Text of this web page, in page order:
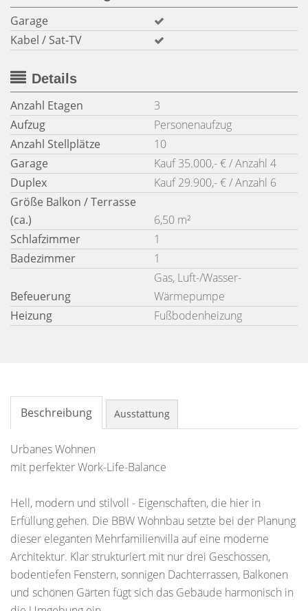
Garage
Kabel / Sat-TV
Details
Anzahl Etagen
3
Aufzug
Personenaufzug
Anzahl Stellplätze
10
Garage
Kauf 35.000,- € / Anzahl 4
Duplex
Kauf 29.900,- € / Anzahl 6
Größe Balkon / Terrasse
(ca.)
6,50 m²
Schlafzimmer
1
Badezimmer
1
Befeuerung
Gas, Luft-/Wasser-
Wärmepumpe
Heizung
Fußbodenheizung
Beschreibung Ausstattung
Urbanes Wohnen
mit perfekter Work-Life-Balance
Hell, modern und stilvoll - Eigenschaften, die hier in
Erfüllung gehen. Die BBW Wohnbau setzte bei der Planung
dieser eleganten Mehrfamilienvilla auf eine moderne
Architektur. Klar strukturiert mit nur drei Geschossen,
bodentiefen Fenstern, sonnigen Dachterrassen, Balkonen
und schönen Gärten fügt sich das Gebäude harmonisch in